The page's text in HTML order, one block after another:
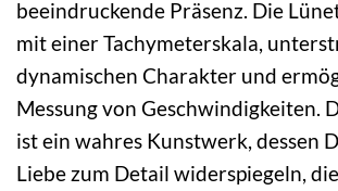
beeindruckende Präsenz. Die
mit einer Tachymeterskala,
dynamischen Charakter und
Messung von Geschwindigkeiten.
ist ein wahres Kunstwerk, dessen
Liebe zum Detail widerspiegeln,